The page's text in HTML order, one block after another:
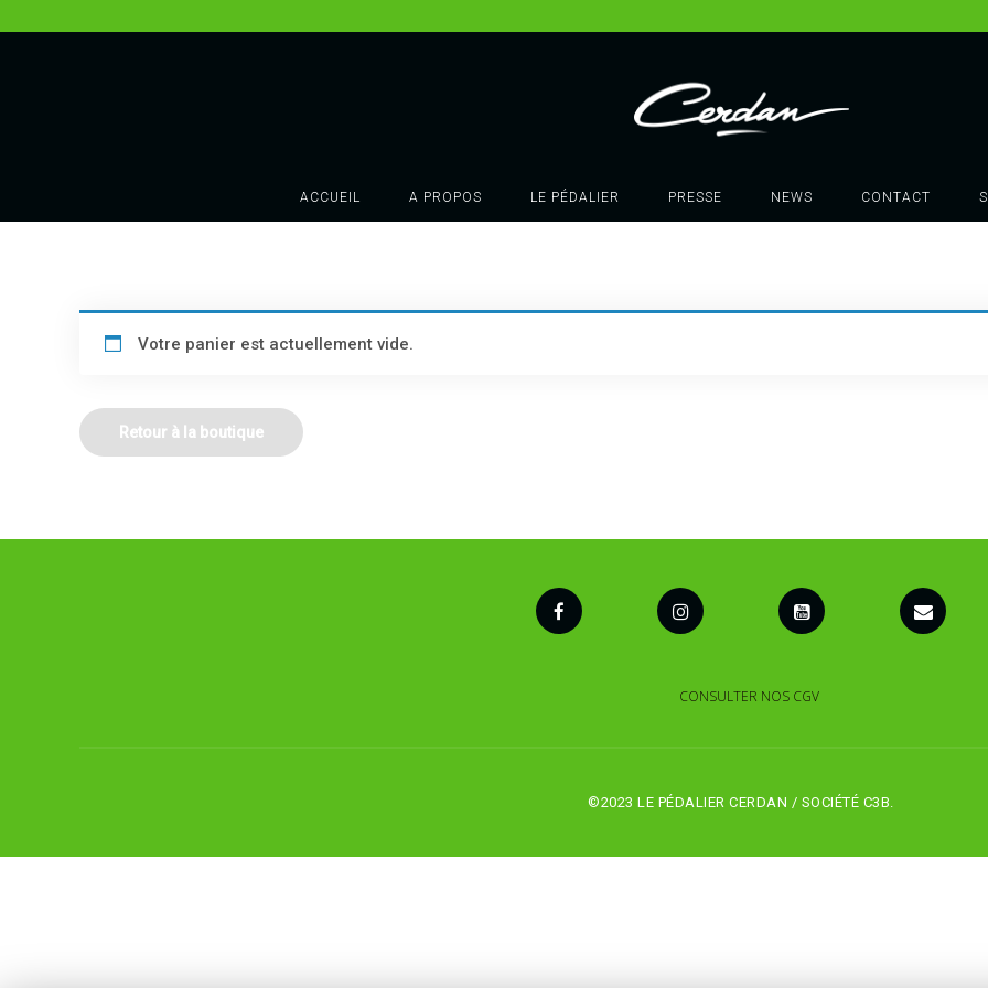
ACCUEIL A PROPOS LE PÉDALIER PRESSE NEWS CONTACT
SHOPPING CART
Votre panier est actuellement vide.
Retour à la boutique
CONSULTER NOS CGV
©2023 LE PÉDALIER CERDAN / SOCIÉTÉ C3B.